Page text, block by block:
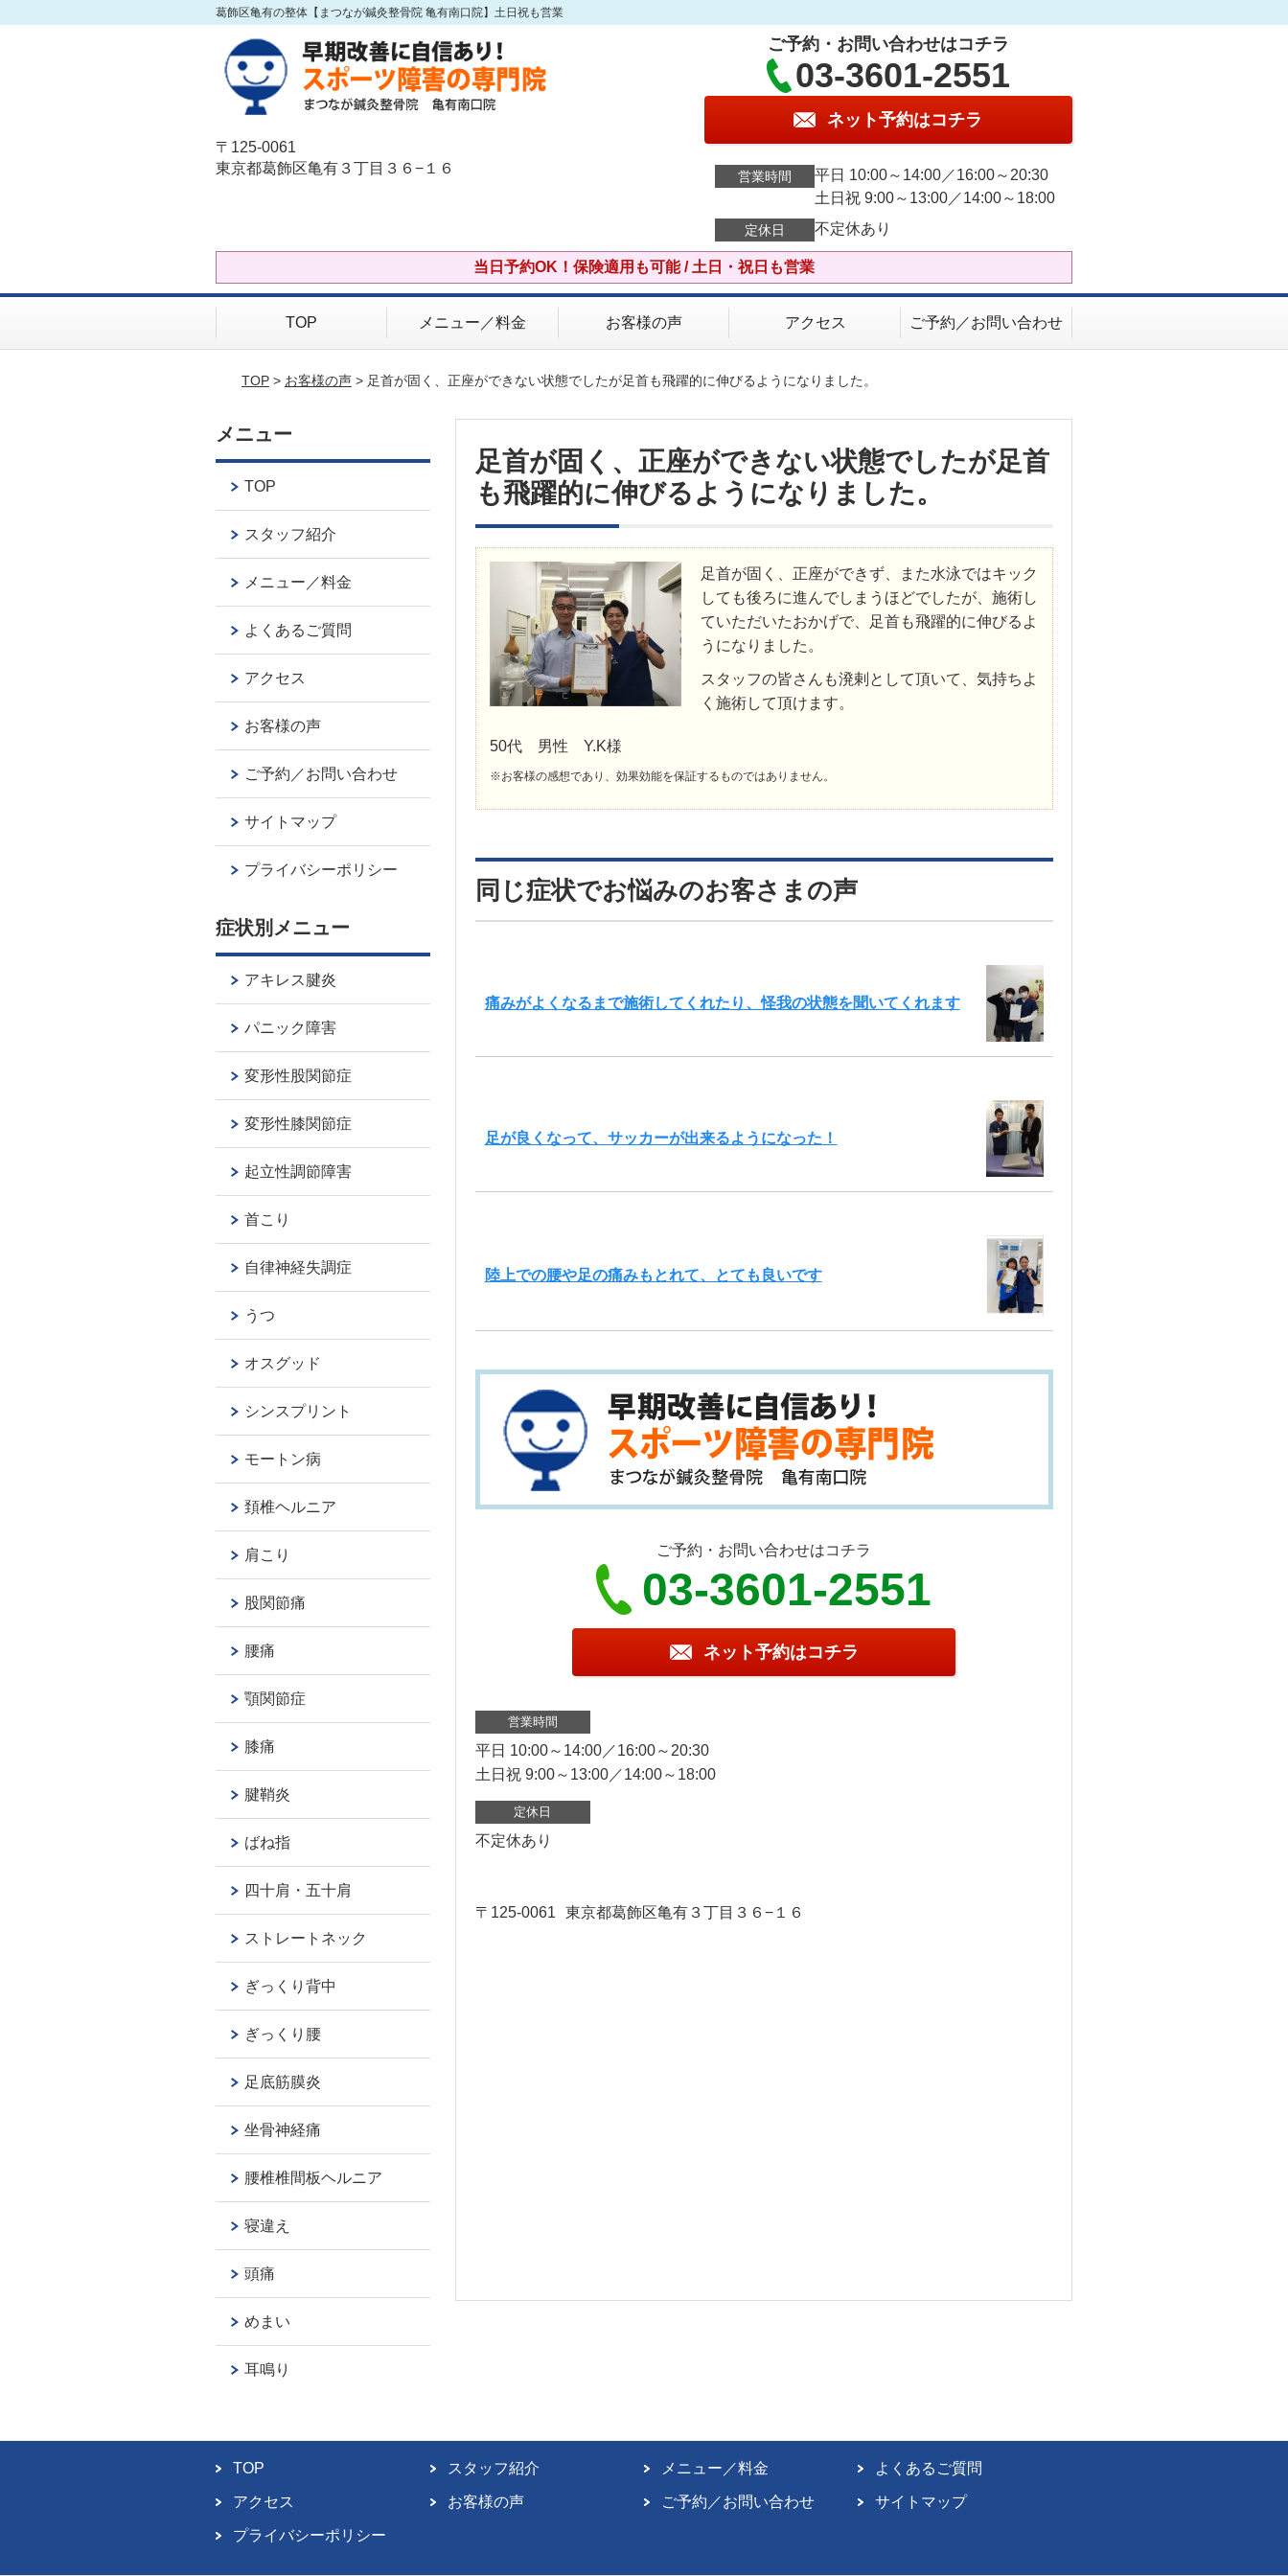
葛飾区亀有の整体【まつなが鍼灸整骨院 亀有南口院】土日祝も営業
〒125-0061
東京都葛飾区亀有３丁目３６−１６
ご予約・お問い合わせはコチラ
03-3601-2551
ネット予約はコチラ
営業時間
平日 10:00～14:00／16:00～20:30
土日祝 9:00～13:00／14:00～18:00
定休日 不定休あり
当日予約OK！保険適用も可能 / 土日・祝日も営業
TOP メニュー／料金 お客様の声 アクセス ご予約／お問い合わせ
TOP> お客様の声> 足首が固く、正座ができない状態でしたが足首も飛躍的に伸びるようになりました。
足首が固く、正座ができない状態でしたが足首
も飛躍的に伸びるようになりました。
足首が固く、正座ができず、また水泳ではキック
しても後ろに進んでしまうほどでしたが、施術し
ていただいたおかげで、足首も飛躍的に伸びるよ
うになりました。
スタッフの皆さんも溌剌として頂いて、気持ちよ
く施術して頂けます。
50代 男性 Y.K様
※お客様の感想であり、効果効能を保証するものではありません。
同じ症状でお悩みのお客さまの声
痛みがよくなるまで施術してくれたり、怪我の状態を聞いてくれます
足が良くなって、サッカーが出来るようになった！
陸上での腰や足の痛みもとれて、とても良いです
ご予約・お問い合わせはコチラ
03-3601-2551
ネット予約はコチラ
営業時間
平日 10:00～14:00／16:00～20:30
土日祝 9:00～13:00／14:00～18:00
定休日
不定休あり
〒125-0061 東京都葛飾区亀有３丁目３６−１６
メニュー
TOP
スタッフ紹介
メニュー／料金
よくあるご質問
アクセス
お客様の声
ご予約／お問い合わせ
サイトマップ
プライバシーポリシー
症状別メニュー
アキレス腱炎
パニック障害
変形性股関節症
変形性膝関節症
起立性調節障害
首こり
自律神経失調症
うつ
オスグッド
シンスプリント
モートン病
頚椎ヘルニア
肩こり
股関節痛
腰痛
顎関節症
膝痛
腱鞘炎
ばね指
四十肩・五十肩
ストレートネック
ぎっくり背中
ぎっくり腰
足底筋膜炎
坐骨神経痛
腰椎椎間板ヘルニア
寝違え
頭痛
めまい
耳鳴り
TOP スタッフ紹介 メニュー／料金 よくあるご質問
アクセス お客様の声 ご予約／お問い合わせ サイトマップ
プライバシーポリシー